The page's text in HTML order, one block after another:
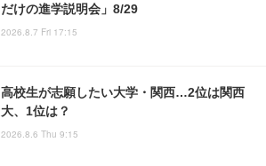
だけの進学説明会」8/29
2026.8.7 Fri 17:15
高校生が志願したい大学・関西…2位は関西
大、1位は？
2026.8.6 Thu 9:15